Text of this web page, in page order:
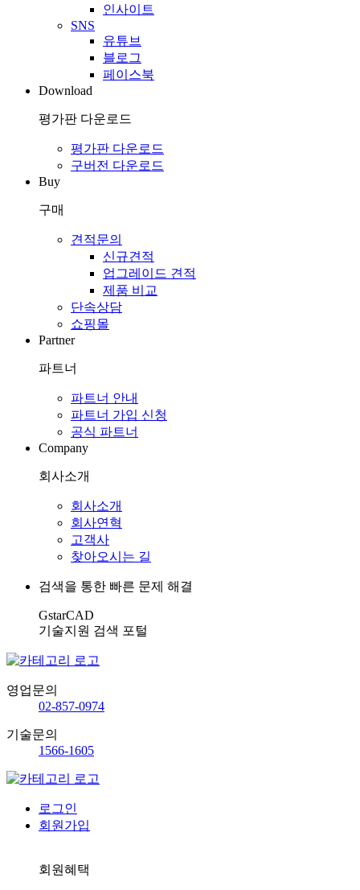
인사이트
SNS
유튜브
블로그
페이스북
Download
평가판 다운로드
평가판 다운로드
구버전 다운로드
Buy
구매
견적문의
신규견적
업그레이드 견적
제품 비교
단속상담
쇼핑몰
Partner
파트너
파트너 안내
파트너 가입 신청
공식 파트너
Company
회사소개
회사소개
회사연혁
고객사
찾아오시는 길
검색을 통한 빠른 문제 해결
GstarCAD
기술지원 검색 포털
영업문의
02-857-0974
기술문의
1566-1605
로그인
회원가입
회원혜택